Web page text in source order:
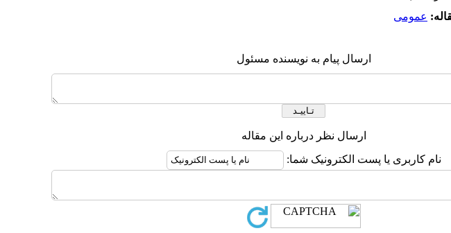
عمومى
ارسال پیام به نویسنده مسئول
ارسال نظر درباره این مقاله
نام کاربری یا پست الکترونیک شما: